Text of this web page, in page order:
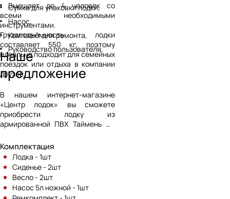
Вмещает до 4 человек со
всеми необходимыми
инструментами.
Грузоподъёмность лодки
составляет 550 кг, поэтому
идеально подходит для семейных
поездок или отдыха в компании
друзей.
Сумка для упаковки лодки,
Насос,
Комплект для ремонта,
Руководство пользователя.
Наше
предложение
В нашем интернет-магазине
«Центр лодок» вы сможете
приобрести лодку из
армированной ПВХ Таймень NX
графит и любые аксессуары по
доступной стоимости. Мы
предлагаем выгодные условия
доставки и сотрудничества, а
также профессиональные
консультации по телефону,
Комплектация
Лодка - 1шт
Сиденье - 2шт
Весло - 2шт
Насос 5л ножной - 1шт